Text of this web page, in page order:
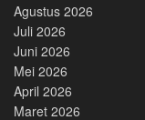
Agustus 2026
Juli 2026
Juni 2026
Mei 2026
April 2026
Maret 2026